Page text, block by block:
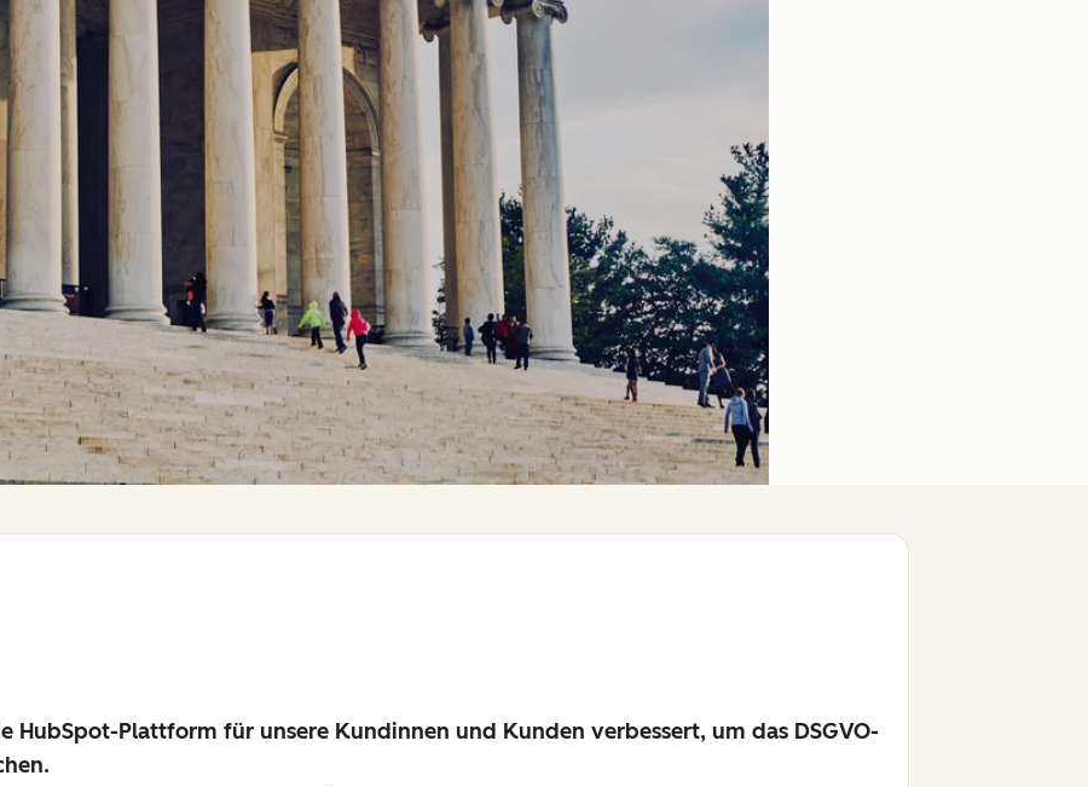
HubSpot-Plattform für unsere Kundinnen und Kunden verbessert, um das DSGVO-